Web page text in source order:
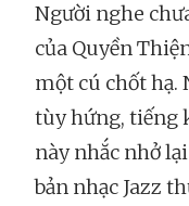
Người nghe
của Quyền
một cú chốt
tùy hứng, tiếng
này nhắc nhở
bản nhạc Jazz